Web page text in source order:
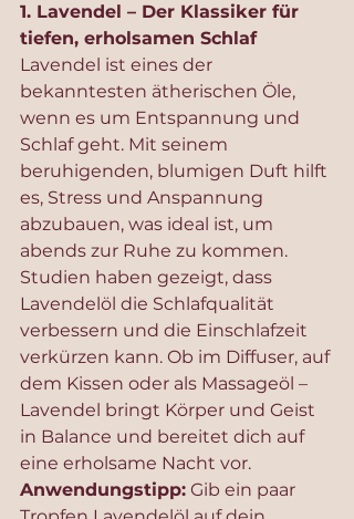
1. Lavendel – Der Klassiker für
tiefen, erholsamen Schlaf
Lavendel ist eines der
bekanntesten ätherischen Öle,
wenn es um Entspannung und
Schlaf geht. Mit seinem
beruhigenden, blumigen Duft hilft
es, Stress und Anspannung
abzubauen, was ideal ist, um
abends zur Ruhe zu kommen.
Studien haben gezeigt, dass
Lavendelöl die Schlafqualität
verbessern und die Einschlafzeit
verkürzen kann. Ob im Diffuser, auf
dem Kissen oder als Massageöl –
Lavendel bringt Körper und Geist
in Balance und bereitet dich auf
eine erholsame Nacht vor.
Anwendungstipp: Gib ein paar